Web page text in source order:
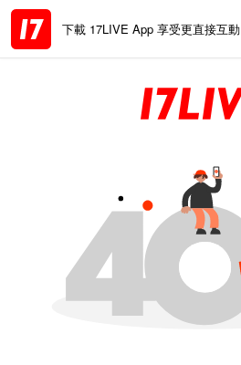
下載 17LIVE App 享受更直接互動